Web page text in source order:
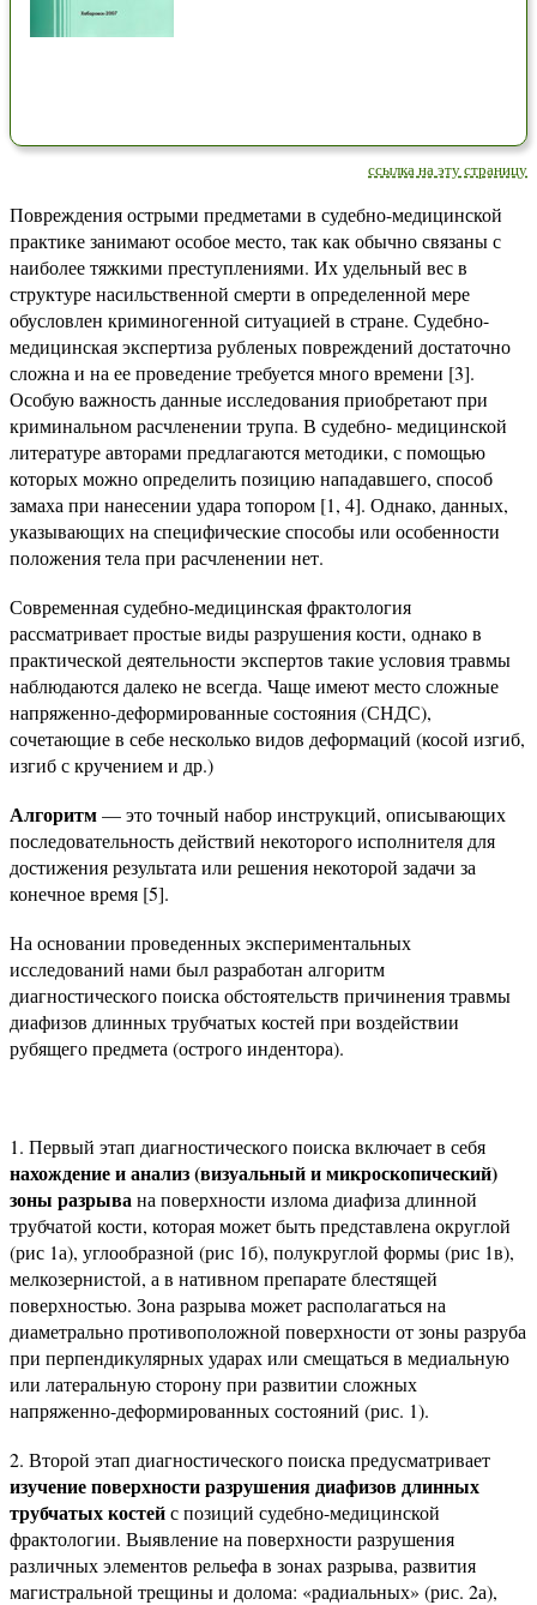
ссылка на эту страницу
Повреждения острыми предметами в судебно-медицинской
практике занимают особое место, так как обычно связаны с
наиболее тяжкими преступлениями. Их удельный вес в
структуре насильственной смерти в определенной мере
обусловлен криминогенной ситуацией в стране. Судебно-
медицинская экспертиза рубленых повреждений достаточно
сложна и на ее проведение требуется много времени [3].
Особую важность данные исследования приобретают при
криминальном расчленении трупа. В судебно- медицинской
литературе авторами предлагаются методики, с помощью
которых можно определить позицию нападавшего, способ
замаха при нанесении удара топором [1, 4]. Однако, данных,
указывающих на специфические способы или особенности
положения тела при расчленении нет.
Современная судебно-медицинская фрактология
рассматривает простые виды разрушения кости, однако в
практической деятельности экспертов такие условия травмы
наблюдаются далеко не всегда. Чаще имеют место сложные
напряженно-деформированные состояния (СНДС),
сочетающие в себе несколько видов деформаций (косой изгиб,
изгиб с кручением и др.)
Алгоритм— это точный набор инструкций, описывающих
последовательность действий некоторого исполнителя для
достижения результата или решения некоторой задачи за
конечное время [5].
На основании проведенных экспериментальных
исследований нами был разработан алгоритм
диагностического поиска обстоятельств причинения травмы
диафизов длинных трубчатых костей при воздействии
рубящего предмета (острого индентора).
1. Первый этап диагностического поиска включает в себя
нахождение и анализ (визуальный и микроскопический)
зоны разрывана поверхности излома диафиза длинной
трубчатой кости, которая может быть представлена округлой
(рис 1а), углообразной (рис 1б), полукруглой формы (рис 1в),
мелкозернистой, а в нативном препарате блестящей
поверхностью. Зона разрыва может располагаться на
диаметрально противоположной поверхности от зоны разруба
при перпендикулярных ударах или смещаться в медиальную
или латеральную сторону при развитии сложных
напряженно-деформированных состояний (рис. 1).
2. Второй этап диагностического поиска предусматривает
изучение поверхности разрушения диафизов длинных
трубчатых костейс позиций судебно-медицинской
фрактологии. Выявление на поверхности разрушения
различных элементов рельефа в зонах разрыва, развития
магистральной трещины и долома: «радиальных» (рис. 2а),